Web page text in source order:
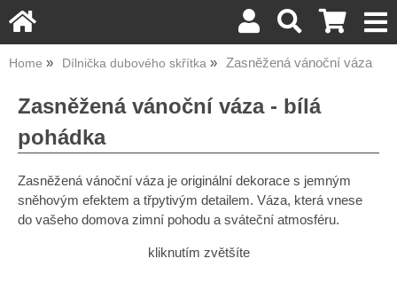
Home Dílnička dubového skřítka Zasněžená vánoční váza
Zasněžená vánoční váza - bílá
pohádka
Zasněžená vánoční váza je originální dekorace s jemným
sněhovým efektem a třpytivým detailem. Váza, která vnese
do vašeho domova zimní pohodu a sváteční atmosféru.
kliknutím zvětšíte